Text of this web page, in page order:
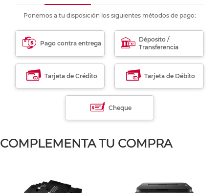
Ponemos a tu disposición los siguientes métodos de pago:
Pago contra entrega
Déposito /
Transferencia
Tarjeta de Crédito Tarjeta de Débito
Cheque
COMPLEMENTA TU COMPRA